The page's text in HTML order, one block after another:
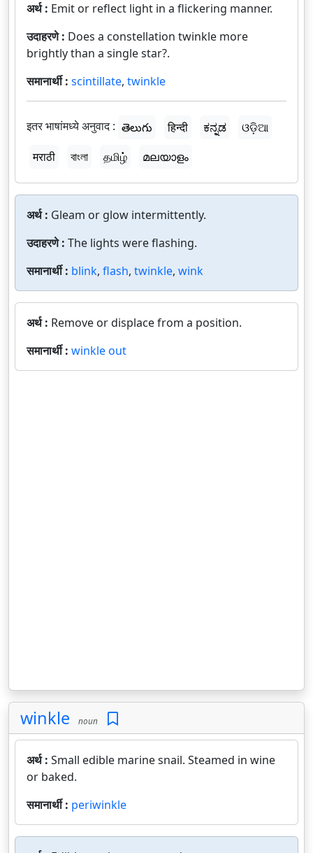
अर्थ : Emit or reflect light in a flickering manner.
उदाहरणे : Does a constellation twinkle more
brightly than a single star?.
समानार्थी : scintillate, twinkle
इतर भाषांमध्ये अनुवाद : తెలుగు हिन्दी ಕನ್ನಡ
ଓଡ଼ିଆ
मराठी
বাংলা தமிழ் മലയാളം
अर्थ : Gleam or glow intermittently.
उदाहरणे : The lights were flashing.
समानार्थी : blink, flash, twinkle, wink
अर्थ : Remove or displace from a position.
समानार्थी : winkle out
winkle noun
अर्थ : Small edible marine snail. Steamed in wine
or baked.
समानार्थी : periwinkle